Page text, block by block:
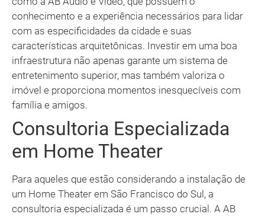
conhecimento e a experiência necessários para lidar
com as especificidades da cidade e suas
características arquitetônicas. Investir em uma boa
infraestrutura não apenas garante um sistema de
entretenimento superior, mas também valoriza o
imóvel e proporciona momentos inesquecíveis com
família e amigos.
Consultoria Especializada
em Home Theater
Para aqueles que estão considerando a instalação de
um Home Theater em São Francisco do Sul, a
consultoria especializada é um passo crucial. A AB